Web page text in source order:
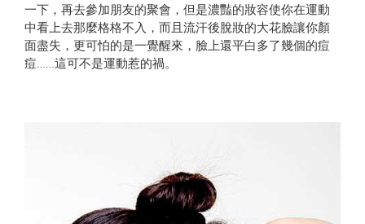
一下，再去參加朋友的聚會，但是濃豔的妝容使你在運動
中看上去那麼格格不入，而且流汗後脫妝的大花臉讓你顏
面盡失，更可怕的是一覺醒來，臉上還平白多了幾個的痘
痘……這可不是運動惹的禍。